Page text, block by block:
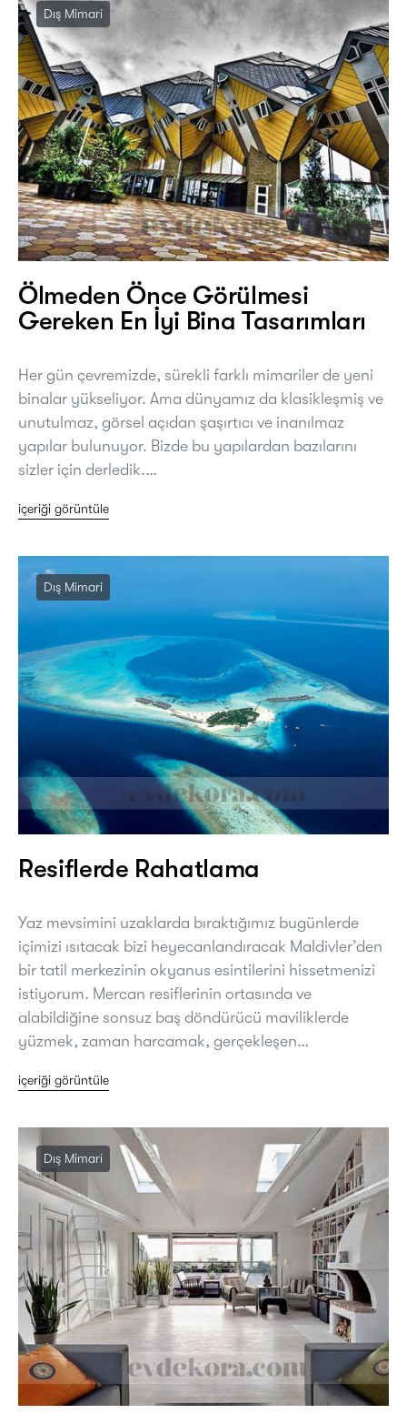
Dış Mimari
Ölmeden Önce Görülmesi
Gereken En İyi Bina Tasarımları
Her gün çevremizde, sürekli farklı mimariler de yeni
binalar yükseliyor. Ama dünyamız da klasikleşmiş ve
unutulmaz, görsel açıdan şaşırtıcı ve inanılmaz
yapılar bulunuyor. Bizde bu yapılardan bazılarını
sizler için derledik.…
içeriği görüntüle
Dış Mimari
Resiflerde Rahatlama
Yaz mevsimini uzaklarda bıraktığımız bugünlerde
içimizi ısıtacak bizi heyecanlandıracak Maldivler’den
bir tatil merkezinin okyanus esintilerini hissetmenizi
istiyorum. Mercan resiflerinin ortasında ve
alabildiğine sonsuz baş döndürücü maviliklerde
yüzmek, zaman harcamak, gerçekleşen…
içeriği görüntüle
Dış Mimari